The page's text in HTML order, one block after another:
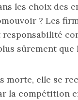
les choix des
? Les
sûrement que
morte, elle se
la compétition